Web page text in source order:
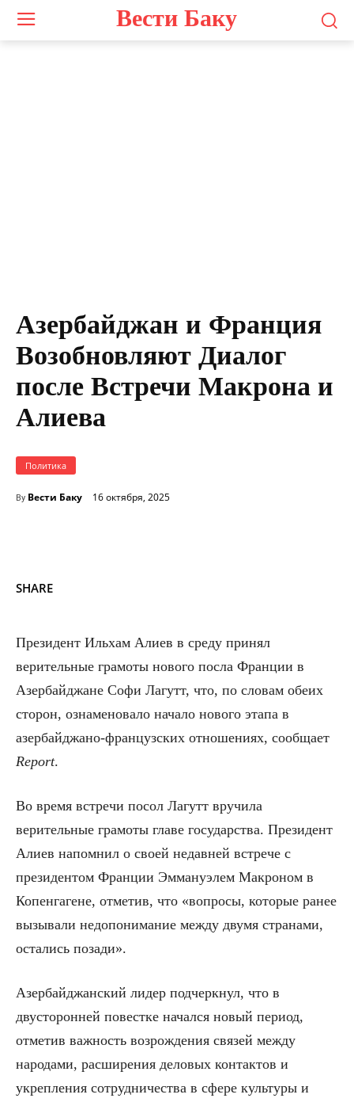
Вести Баку
Азербайджан и Франция
Возобновляют Диалог
после Встречи Макрона и
Алиева
Политика
By Вести Баку 16 октября, 2025
SHARE
Президент Ильхам Алиев в среду принял
верительные грамоты нового посла Франции в
Азербайджане Софи Лагутт, что, по словам обеих
сторон, ознаменовало начало нового этапа в
азербайджано-французских отношениях, сообщает
Report.
Во время встречи посол Лагутт вручила
верительные грамоты главе государства. Президент
Алиев напомнил о своей недавней встрече с
президентом Франции Эммануэлем Макроном в
Копенгагене, отметив, что «вопросы, которые ранее
вызывали недопонимание между двумя странами,
остались позади».
Азербайджанский лидер подчеркнул, что в
двусторонней повестке начался новый период,
отметив важность возрождения связей между
народами, расширения деловых контактов и
укрепления сотрудничества в сфере культуры и